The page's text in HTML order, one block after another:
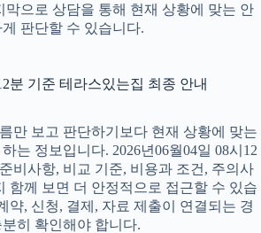
막으로 상담을 통해 현재 상황에 맞는 안
판단할 수 있습니다.
분 기준 테라스있는집 최종 안내
만 보고 판단하기보다 현재 상황에 맞는
는 정보입니다. 2026년06월04일 08시12
비사항, 비교 기준, 비용과 조건, 주의사
함께 보면 더 안정적으로 접근할 수 있습
약, 신청, 결제, 자료 제출이 연결되는 경
히 확인해야 합니다.